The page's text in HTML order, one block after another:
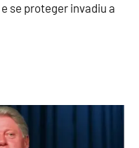
se proteger invadiu a